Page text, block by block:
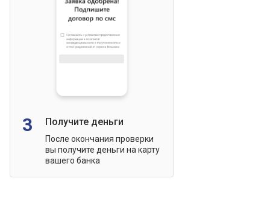
3 Получите деньги
После окончания проверки
вы получите деньги на карту
вашего банка